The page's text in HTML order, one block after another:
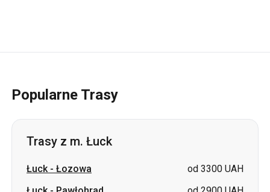
Łuck
Łuck- Czernihów
Łuck-Smiła
cena na zapytanie